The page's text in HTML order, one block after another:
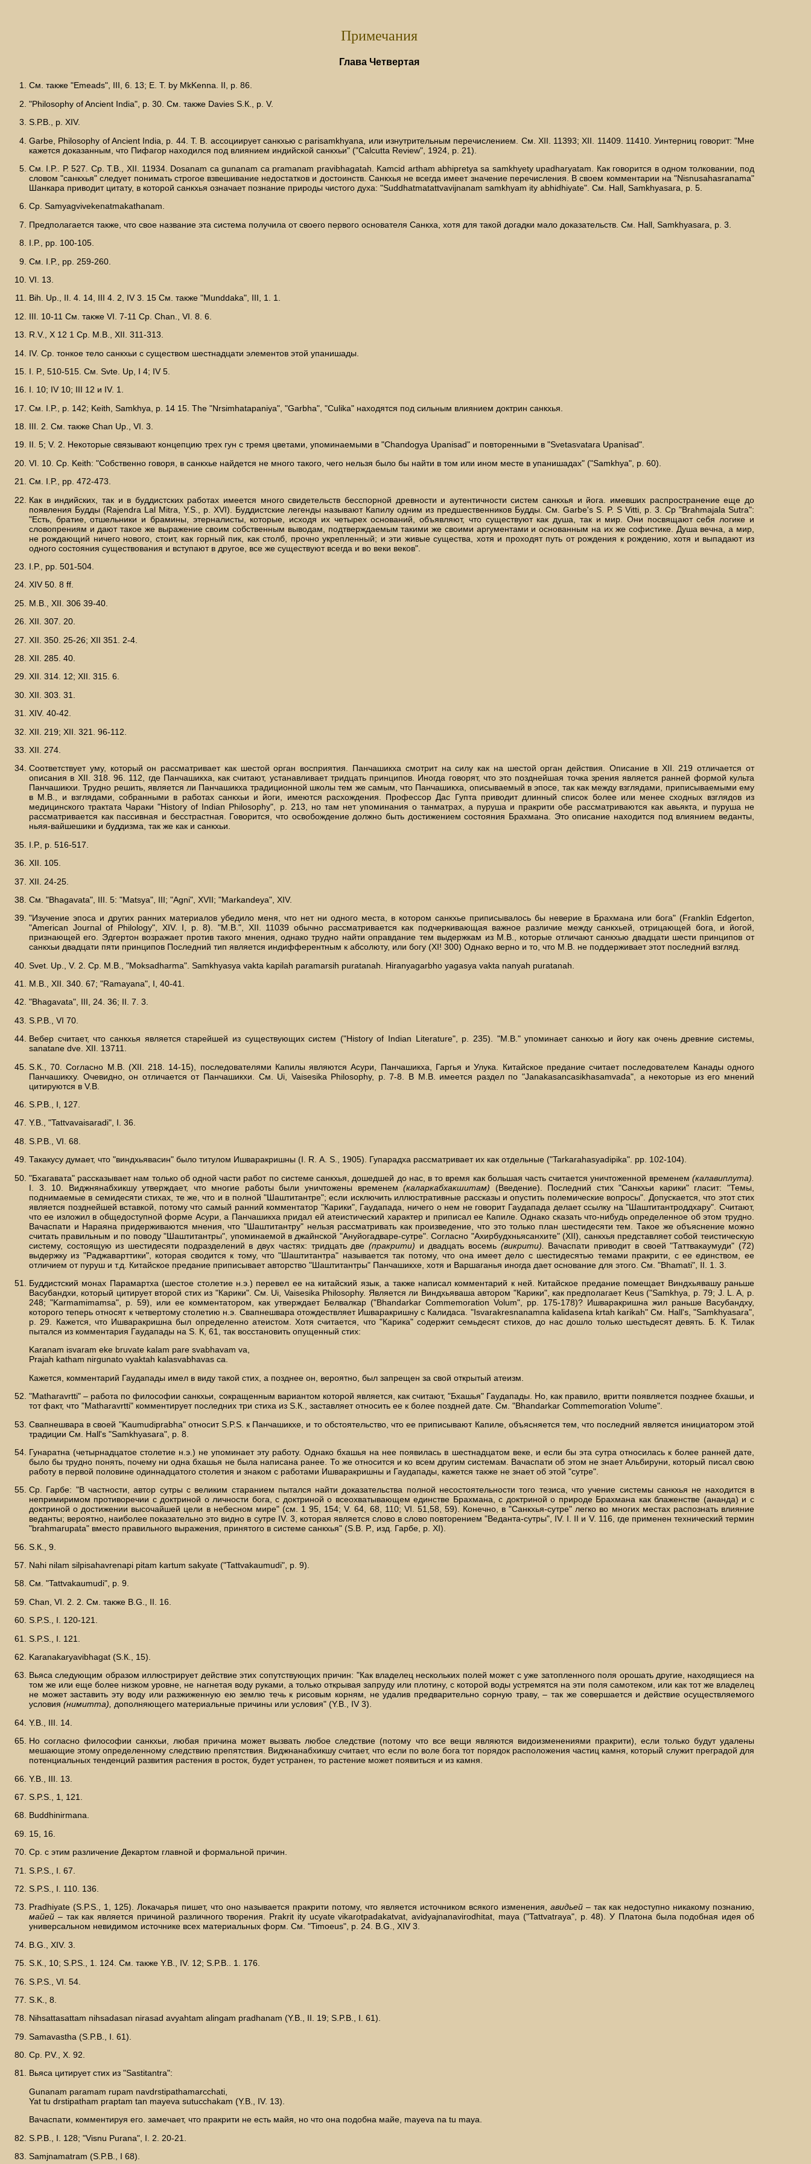
Примечания
Глава Четвертая
См. также "Emeads", III, 6. 13; Е. Т. by MkKenna. II, p. 86.
"Philosophy of Ancient India", p. 30. См. также Davies S.К., р. V.
S.Р.В., р. XIV.
Gаrbe, Philosophy of Ancient India, p. 44. Т. В. ассоциирует санкхью с parisamkhyana, или изнутрительным перечислением. См. XII. 11393; XII. 11409. 11410. Уинтерниц говорит: "Мне
кажется доказанным, что Пифагор находился под влиянием индийской санкхьи" ("Calcutta Review", 1924, р. 21).
См. I.P.. Р. 527. Ср. Т.В., XII. 11934. Dosanam ca gunanam ca pramanam pravibhagatah. Kamcid artham abhipretya sa samkhyety upadharyatam. Как говорится в одном толковании, под
словом "санкхья" следует понимать строгое взвешивание недостатков и достоинств. Санкхья не всегда имеет значение перечисления. В своем комментарии на "Nisnusahasranama"
Шанкара приводит цитату, в которой санкхья означает познание природы чистого духа: "Suddhatmatattvavijnanam samkhyam ity abhidhiyate". См. Hall, Samkhyasara, p. 5.
Ср. Samyagvivekenatmakathanam.
Предполагается также, что свое название эта система получила от своего первого основателя Санкха, хотя для такой догадки мало доказательств. См. Hall, Samkhyasara, p. 3.
I.P., pp. 100-105.
См. I.P., pp. 259-260.
VI. 13.
Bih. Up., II. 4. 14, III 4. 2, IV 3. 15 См. также "Munddaka", III, 1. 1.
III. 10-11 См. также VI. 7-11 Cp. Chan., VI. 8. 6.
R.V., X 12 1 Cp. М.В., XII. 311-313.
IV. Cp. тонкое тело санкхьи с существом шестнадцати элементов этой упанишады.
I. Р., 510-515. См. Svte. Up, I 4; IV 5.
I. 10; IV 10; III 12 и IV. 1.
См. I.P., р. 142; Keith, Samkhya, p. 14 15. The "Nrsimhatapaniya", "Garbha", "Culika" находятся под сильным влиянием доктрин санкхья.
III. 2. См. также Chan Up., VI. 3.
II. 5; V. 2. Некоторые связывают концепцию трех гун с тремя цветами, упоминаемыми в "Chandogya Upanisad" и повторенными в "Svetasvatara Upanisad".
VI. 10. Cp. Keith: "Собственно говоря, в санкхье найдется не много такого, чего нельзя было бы найти в том или ином месте в упанишадах" ("Samkhya", p. 60).
См. I.P., pp. 472-473.
Как в индийских, так и в буддистских работах имеется много свидетельств бесспорной древности и аутентичности систем санкхья и йога. имевших распространение еще до
появления Будды (Rajendra Lal Мitra, Y.S., р. XVI). Буддистские легенды называют Капилу одним из предшественников Будды. См. Garbe's S. P. S Vitti, р. 3. Cp "Brahmajala Sutra":
"Есть, братие, отшельники и брамины, этерналисты, которые, исходя их четырех оснований, объявляют, что существуют как душа, так и мир. Они посвящают себя логике и
словопрениям и дают такое же выражение своим собственным выводам, подтверждаемым такими же своими аргументами и основанным на их же софистике. Душа вечна, а мир,
не рождающий ничего нового, стоит, как горный пик, как столб, прочно укрепленный; и эти живые существа, хотя и проходят путь от рождения к рождению, хотя и выпадают из
одного состояния существования и вступают в другое, все же существуют всегда и во веки веков".
I.P., pp. 501-504.
XIV 50. 8 ff.
М.В., XII. 306 39-40.
XII. 307. 20.
XII. 350. 25-26; XII 351. 2-4.
XII. 285. 40.
XII. 314. 12; XII. 315. 6.
XII. 303. 31.
XIV. 40-42.
XII. 219; XII. 321. 96-112.
XII. 274.
Соответствует уму, который он рассматривает как шестой орган восприятия. Панчашикха смотрит на силу как на шестой орган действия. Описание в XII. 219 отличается от
описания в XII. 318. 96. 112, где Панчашикха, как считают, устанавливает тридцать принципов. Иногда говорят, что это позднейшая точка зрения является ранней формой культа
Панчашикхи. Трудно решить, является ли Панчашикха традиционной школы тем же самым, что Панчашикха, описываемый в эпосе, так как между взглядами, приписываемыми ему
в М.В., и взглядами, собранными в работах санкхьи и йоги, имеются расхождения. Профессор Дас Гупта приводит длинный список более или менее сходных взглядов из
медицинского трактата Чараки "History of Indian Philosophy", p. 213, но там нет упоминания о танматрах, а пуруша и пракрити обе рассматриваются как авьякта, и пуруша не
рассматривается как пассивная и бесстрастная. Говорится, что освобождение должно быть достижением состояния Брахмана. Это описание находится под влиянием веданты,
ньяя-вайшешики и буддизма, так же как и санкхьи.
I.Р., р. 516-517.
XII. 105.
XII. 24-25.
См. "Bhagavata", III. 5: "Matsya", III; "Agni", XVII; "Markandeya", XIV.
"Изучение эпоса и других ранних материалов убедило меня, что нет ни одного места, в котором санкхье приписывалось бы неверие в Брахмана или бога" (Franklin Edgerton,
"American Journal of Philology", XIV. I, p. 8). "М.В.", XII. 11039 обычно рассматривается как подчеркивающая важное различие между санкхьей, отрицающей бога, и йогой,
признающей его. Эдгертон возражает против такого мнения, однако трудно найти оправдание тем выдержкам из М.В., которые отличают санкхью двадцати шести принципов от
санкхьи двадцати пяти принципов Последний тип является индифферентным к абсолюту, или богу (XI! 300) Однако верно и то, что М.В. не поддерживает этот последний взгляд.
Svet. Up., V. 2. Ср. М.В., "Moksadharma". Samkhyasya vakta kapilah paramarsih puratanah. Hiranyagarbho yagasya vakta nanyah puratanah.
М.В., XII. 340. 67; "Ramayana", I, 40-41.
"Bhagavata", III, 24. 36; II. 7. 3.
S.P.B., VI 70.
Вебер считает, что санкхья является старейшей из существующих систем ("History of Indian Literature", p. 235). "М.В." упоминает санкхью и йогу как очень древние системы,
sanatane dve. XII. 13711.
S.К., 70. Согласно М.В. (XII. 218. 14-15), последователями Капилы являются Асури, Панчашикха, Гаргья и Улука. Китайское предание считает последователем Канады одного
Панчашикху. Очевидно, он отличается от Панчашикхи. См. Ui, Vaisesika Philosophy, p. 7-8. В М.В. имеется раздел по "Janakasancasikhasamvada", а некоторые из его мнений
цитируются в V.В.
S.P.B., I, 127.
Y.В., "Tattvavaisaradi", I. 36.
S.P.B., VI. 68.
Такакусу думает, что "виндхьявасин" было титулом Ишваракришны (I. R. А. S., 1905). Гупарадха рассматривает их как отдельные ("Tarkarahasyadipika". pp. 102-104).
"Бхагавата" рассказывает нам только об одной части работ по системе санкхья, дошедшей до нас, в то время как большая часть считается уничтоженной временем (калавиплута).
I. 3. 10. Виджнянабхикшу утверждает, что многие работы были уничтожены временем(каларкабхакшитам) (Введение). Последний стих "Санкхьи карики" гласит: "Темы,
поднимаемые в семидесяти стихах, те же, что и в полной "Шаштитантре"; если исключить иллюстративные рассказы и опустить полемические вопросы". Допускается, что этот стих
является позднейшей вставкой, потому что самый ранний комментатор "Карики", Гаудапада, ничего о нем не говорит Гаудапада делает ссылку на "Шаштитантроддхару". Считают,
что ее изложил в общедоступной форме Асури, а Панчашикха придал ей атеистический характер и приписал ее Капиле. Однако сказать что-нибудь определенное об этом трудно.
Вачаспати и Нараяна придерживаются мнения, что "Шаштитантру" нельзя рассматривать как произведение, что это только план шестидесяти тем. Такое же объяснение можно
считать правильным и по поводу "Шаштитантры", упоминаемой в джайнской "Ануйогадваре-сутре". Согласно "Ахирбудхньясанхите" (XII), санкхья представляет собой теистическую
систему, состоящую из шестидесяти подразделений в двух частях: тридцать две (пракрити) и двадцать восемь (викрити).
Вачаспати приводит в своей "Таттвакаумуди" (72)
выдержку из "Раджаварттики", которая сводится к тому, что "Шаштитантра" называется так потому, что она имеет дело с шестидесятью темами пракрити, с ее единством, ее
отличием от пуруш и т.д. Китайское предание приписывает авторство "Шаштитантры" Панчашикхе, хотя и Варшаганья иногда дает основание для этого. См. "Bhamati", II. 1. 3.
Буддистский монах Парамартха (шестое столетие н.э.) перевел ее на китайский язык, а также написал комментарий к ней. Китайское предание помещает Виндхьявашу раньше
Васубандхи, который цитирует второй стих из "Карики". См. Ui, Vaisesika Philosophy. Является ли Виндхьяваша автором "Карики", как предполагает Keus ("Samkhya, p. 79; J. L. A, p.
248; "Karmamimamsa", p. 59), или ее комментатором, как утверждает Белвалкар ("Bhandarkar Commemoration Volum", pp. 175-178)? Ишваракришна жил раньше Васубандху,
которого теперь относят к четвертому столетию н.э. Свапнешвара отождествляет Ишваракришну с Калидаса. "Isvarakresnanamna kalidasena krtah karikah" См. Hall's, "Samkhyasara",
p. 29. Кажется, что Ишваракришна был определенно атеистом. Хотя считается, что "Карика" содержит семьдесят стихов, до нас дошло только шестьдесят девять. Б. К. Тилак
пытался из комментария Гаудапады на S. К, 61, так восстановить опущенный стих:
Karanam isvaram eke bruvate kalam pare svabhavam va,
Prajah katham nirgunato vyaktah kalasvabhavas ca.
Кажется, комментарий Гаудапады имел в виду такой стих, а позднее он, вероятно, был запрещен за свой открытый атеизм.
"Matharavrtti" – работа по философии санкхьи, сокращенным вариантом которой является, как считают, "Бхашья" Гаудапады. Но, как правило, вритти появляется позднее бхашьи, и
тот факт, что "Matharavrtti" комментирует последних три стиха из S.К., заставляет относить ее к более поздней дате. См. "Bhandarkar Commemoration Volume".
Свапнешвара в своей "Kaumudiprabha" относит S.P.S. к Панчашикхе, и то обстоятельство, что ее приписывают Капиле, объясняется тем, что последний является инициатором этой
традиции См. Hall's "Samkhyasara", р. 8.
Гунаратна (четырнадцатое столетие н.э.) не упоминает эту работу. Однако бхашья на нее появилась в шестнадцатом веке, и если бы эта сутра относилась к более ранней дате,
было бы трудно понять, почему ни одна бхашья не была написана ранее. То же относится и ко всем другим системам. Вачаспати об этом не знает Альбируни, который писал свою
работу в первой половине одиннадцатого столетия и знаком с работами Ишваракришны и Гаудапады, кажется также не знает об этой "сутре".
Ср. Гарбе: "В частности, автор сутры с великим старанием пытался найти доказательства полной несостоятельности того тезиса, что учение системы санкхья не находится в
непримиримом противоречии с доктриной о личности бога, с доктриной о всеохватывающем единстве Брахмана, с доктриной о природе Брахмана как блаженстве (ананда) и с
доктриной о достижении высочайшей цели в небесном мире" (см. 1 95, 154; V. 64, 68, 110; VI. 51,58, 59). Конечно, в "Санкхья-сутре" легко во многих местах распознать влияние
веданты; вероятно, наиболее показательно это видно в сутре IV. 3, которая является слово в слово повторением "Веданта-сутры", IV. I. II и V. 116, где применен технический термин
"brahmarupata" вместо правильного выражения, принятого в системе санкхья" (S.В. Р., изд. Гарбе, р. XI).
S.К., 9.
Nahi nilam silpisahavrenapi pitam kartum sakyate ("Tattvakaumudi", p. 9).
См. "Tattvakaumudi", p. 9.
Chan, VI. 2. 2. См. также В.G., II. 16.
S.P.S., I. 120-121.
S.P.S., I. 121.
Karanakaryavibhagat (S.К., 15).
Вьяса следующим образом иллюстрирует действие этих сопутствующих причин: "Как владелец нескольких полей может с уже затопленного поля орошать другие, находящиеся на
том же или еще более низком уровне, не нагнетая воду руками, а только открывая запруду или плотину, с которой воды устремятся на эти поля самотеком, или как тот же владелец
не может заставить эту воду или разжиженную ею землю течь к рисовым корням, не удалив предварительно сорную траву, – так же совершается и действие осуществляемого
условия (нимитта), дополняющего материальные причины или условия" (Y.В., IV 3).
Y.В., III. 14.
Но согласно философии санкхьи, любая причина может вызвать любое следствие (потому что все вещи являются видоизменениями пракрити), если только будут удалены
мешающие этому определенному следствию препятствия. Виджнанабхикшу считает, что если по воле бога тот порядок расположения частиц камня, который служит преградой для
потенциальных тенденций развития растения в росток, будет устранен, то растение может появиться и из камня.
Y.В., III. 13.
S.P.S., 1, 121.
Buddhinirmana.
15, 16.
Ср. с этим различение Декартом главной и формальной причин.
S.P.S., I. 67.
S.P.S., I. 110. 136.
Pradhiyate (S.P.S., 1, 125). Локачарья пишет, что оно называется пракрити потому, что является источником всякого изменения, авидьей– так как недоступно никакому познанию,
майей – так как является причиной различного творения. Prakrit ity ucyate vikarotpadakatvat, avidyajnanavirodhitat, maya ("Tattvatraya", p. 48). У Платона была подобная идея об
универсальном невидимом источнике всех материальных форм. См. "Timoeus", p. 24. В.G., XIV 3.
В.G., XIV. 3.
S.К., 10; S.Р.S., 1. 124. См. также Y.В., IV. 12; S.P.B.. 1. 176.
S.P.S., VI. 54.
S.K., 8.
Nihsattasattam nihsadasan nirasad avyahtam alingam pradhanam (Y.В., II. 19; S.P.B., I. 61).
Samavastha (S.P.B., I. 61).
Ср. Р.V., X. 92.
Вьяса цитирует стих из "Sastitantra":
Gunanam paramam rupam navdrstipathamarcchati,
Yat tu drstipatham praptam tan mayeva sutucchakam (Y.В., IV. 13).
Вачаспати, комментируя его. замечает, что пракрити не есть майя, но что она подобна майе, mayeva na tu mayа.
S.P.B., I. 128; "Visnu Purana", I. 2. 20-21.
Samjnamatram (S.P.B., I 68).